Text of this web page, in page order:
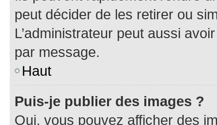
peut décider de les retirer ou
L’administrateur peut aussi
par message.
Haut
Puis-je publier des images ?
Oui, vous pouvez afficher des